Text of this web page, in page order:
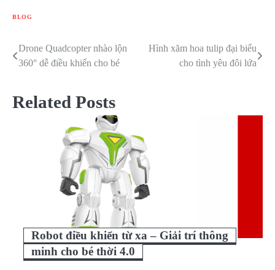
BLOG
Điều
bài
Drone Quadcopter nhào lộn
360° dễ điều khiển cho bé
Hình xăm hoa tulip đại biểu
cho tình yêu đôi lứa
Related Posts
Robot điều khiển từ xa – Giải trí thông
minh cho bé thời 4.0